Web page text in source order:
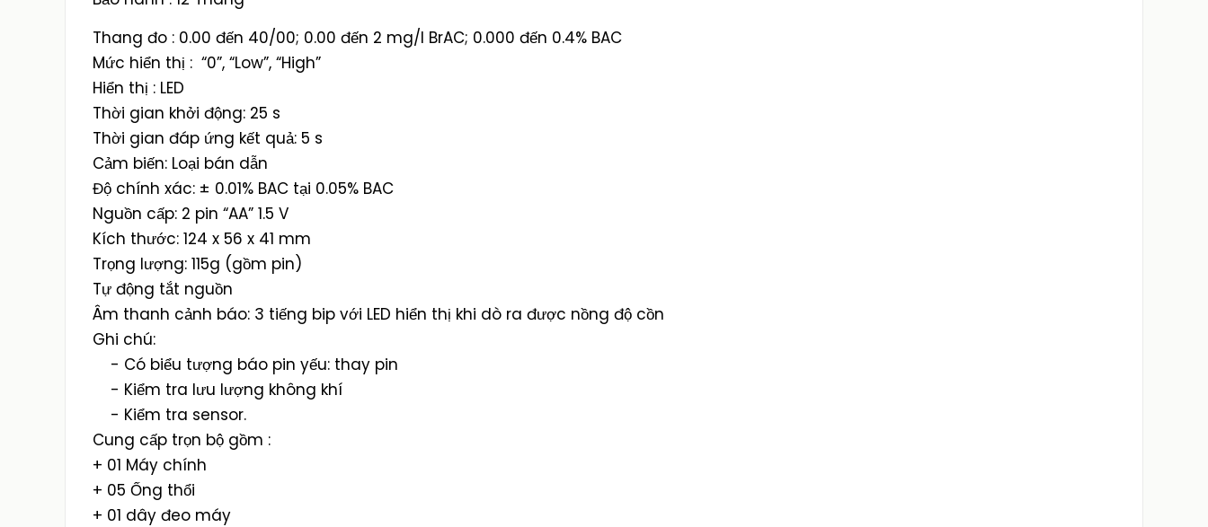
Thang đo : 0.00 đến 40/00; 0.00 đến 2 mg/l BrAC; 0.000 đến 0.4% BAC
Mức hiển thị : “0”, “Low”, “High”
Hiển thị : LED
Thời gian khởi động: 25 s
Thời gian đáp ứng kết quả: 5 s
Cảm biến: Loại bán dẫn
Độ chính xác: ± 0.01% BAC tại 0.05% BAC
Nguồn cấp: 2 pin “AA” 1.5 V
Kích thước: 124 x 56 x 41 mm
Trọng lượng: 115g (gồm pin)
Tự động tắt nguồn
Âm thanh cảnh báo: 3 tiếng bip với LED hiển thị khi dò ra được nồng độ cồn
Ghi chú:
- Có biểu tượng báo pin yếu: thay pin
- Kiểm tra lưu lượng không khí
- Kiểm tra sensor.
Cung cấp trọn bộ gồm :
+ 01 Máy chính
+ 05 Ống thổi
+ 01 dây đeo máy